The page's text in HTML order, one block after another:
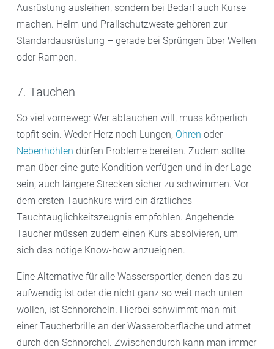
Ausrüstung ausleihen, sondern bei Bedarf auch Kurse
machen. Helm und Prallschutzweste gehören zur
Standardausrüstung – gerade bei Sprüngen über Wellen
oder Rampen.
7. Tauchen
So viel vorneweg: Wer abtauchen will, muss körperlich
topfit sein. Weder Herz noch Lungen, Ohren oder
Nebenhöhlen dürfen Probleme bereiten. Zudem sollte
man über eine gute Kondition verfügen und in der Lage
sein, auch längere Strecken sicher zu schwimmen. Vor
dem ersten Tauchkurs wird ein ärztliches
Tauchtauglichkeitszeugnis empfohlen. Angehende
Taucher müssen zudem einen Kurs absolvieren, um
sich das nötige Know-how anzueignen.
Eine Alternative für alle Wassersportler, denen das zu
aufwendig ist oder die nicht ganz so weit nach unten
wollen, ist Schnorcheln. Hierbei schwimmt man mit
einer Taucherbrille an der Wasseroberfläche und atmet
durch den Schnorchel. Zwischendurch kann man immer